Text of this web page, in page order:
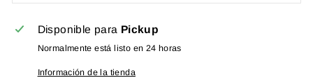
Disponible para Pickup
Normalmente está listo en 24 horas
Información de la tienda